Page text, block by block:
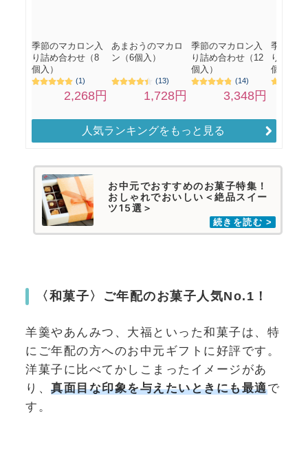
人気ランキングをもっと見る
お中元でおすすめのお菓子特集！
おしゃれでおいしい＜絶品スイー
ツ15選＞
〈和菓子〉ご年配のお菓子人気No.1！
羊羹やあんみつ、大福といった和菓子は、特
にご年配の方へのお中元ギフトに好評です。
洋菓子に比べてかしこまったイメージがあ
り、 真面目な印象を与えたいときにも最適で
す。